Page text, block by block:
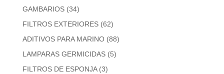
GAMBARIOS (34)
FILTROS EXTERIORES (62)
ADITIVOS PARA MARINO (88)
LAMPARAS GERMICIDAS (5)
FILTROS DE ESPONJA (3)